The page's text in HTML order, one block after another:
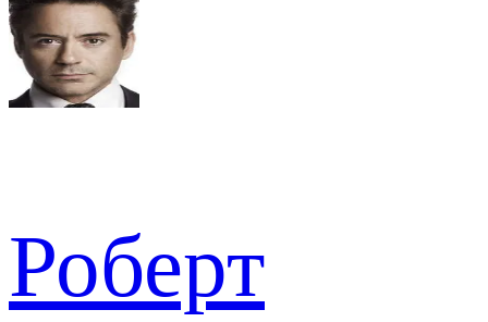
Роберт